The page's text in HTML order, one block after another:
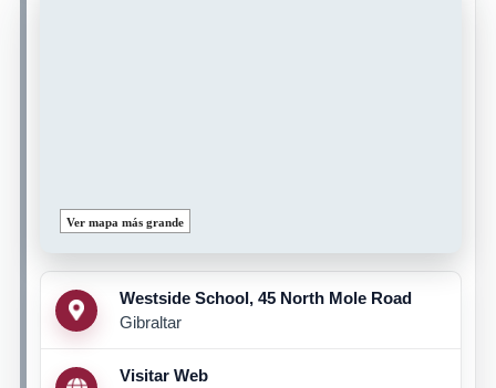
Ver mapa más grande
Westside School, 45 North Mole Road
Gibraltar
Visitar Web